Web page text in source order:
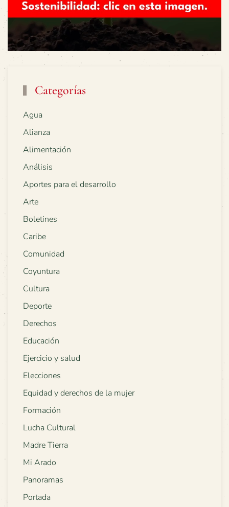
Categorías
Agua
Alianza
Alimentación
Análisis
Aportes para el desarrollo
Arte
Boletines
Caribe
Comunidad
Coyuntura
Cultura
Deporte
Derechos
Educación
Ejercicio y salud
Elecciones
Equidad y derechos de la mujer
Formación
Lucha Cultural
Madre Tierra
Mi Arado
Panoramas
Portada